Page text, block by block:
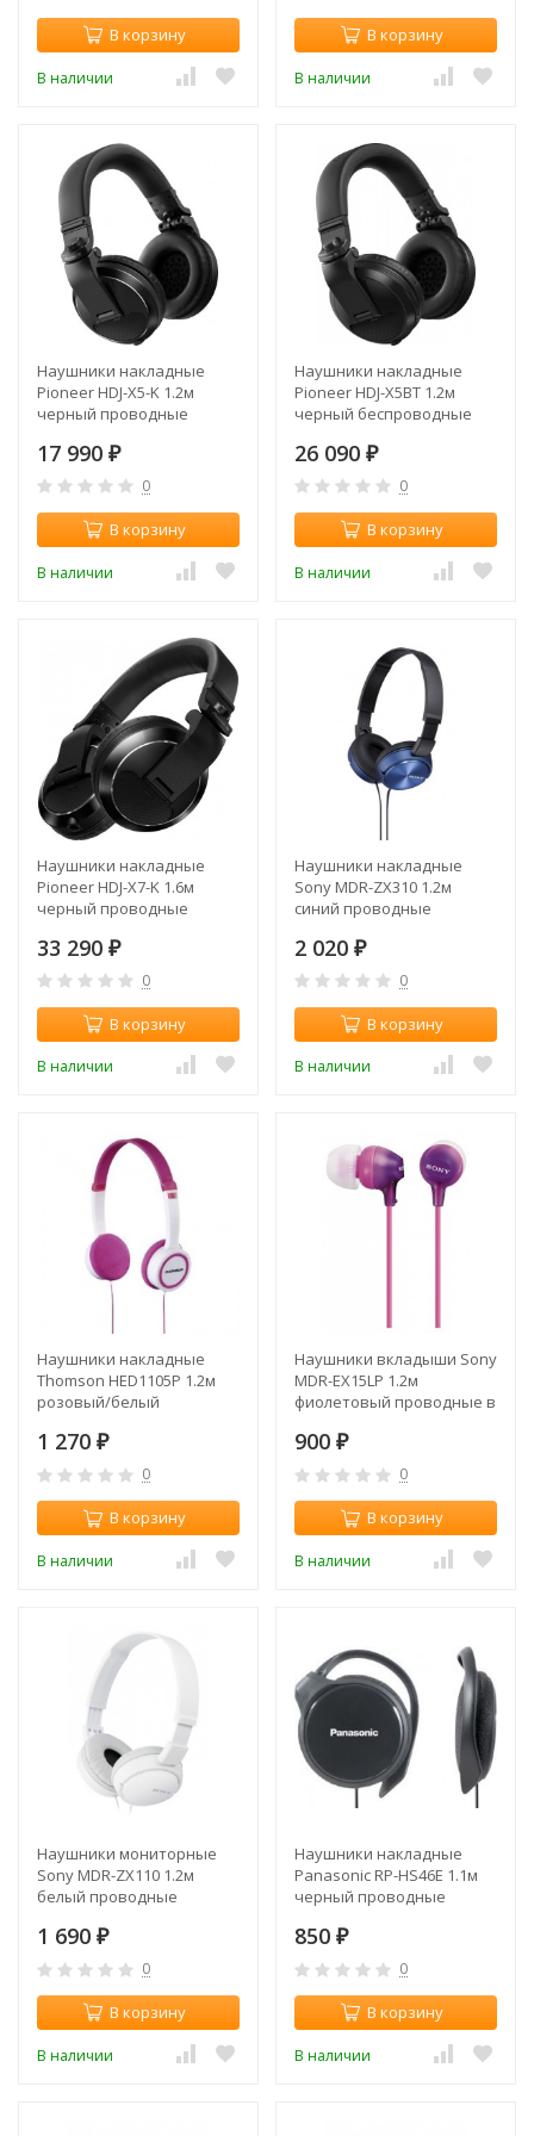
В корзину
В наличии
В корзину
В наличии
Наушники накладные
Pioneer HDJ-X5-K 1.2м
черный проводные
17 990 ₽
0
В корзину
В наличии
Наушники накладные
Pioneer HDJ-X5BT 1.2м
черный беспроводные
X5BT-K)
26 090 ₽
0
В корзину
В наличии
Наушники накладные
Pioneer HDJ-X7-K 1.6м
черный проводные
33 290 ₽
0
В корзину
В наличии
Наушники накладные
Sony MDR-ZX310 1.2м
синий проводные
2 020 ₽
0
В корзину
В наличии
Наушники накладные
Thomson HED1105P 1.2м
розовый/белый
(00132468)
1 270 ₽
0
В корзину
В наличии
Наушники вкладыши Sony
MDR-EX15LP 1.2м
фиолетовый проводные в
(MDREX15LPV.AE)
900 ₽
0
В корзину
В наличии
Наушники мониторные
Sony MDR-ZX110 1.2м
белый проводные
1 690 ₽
0
В корзину
В наличии
Наушники накладные
Panasonic RP-HS46E 1.1м
черный проводные
HS46E-K)
850 ₽
0
В корзину
В наличии